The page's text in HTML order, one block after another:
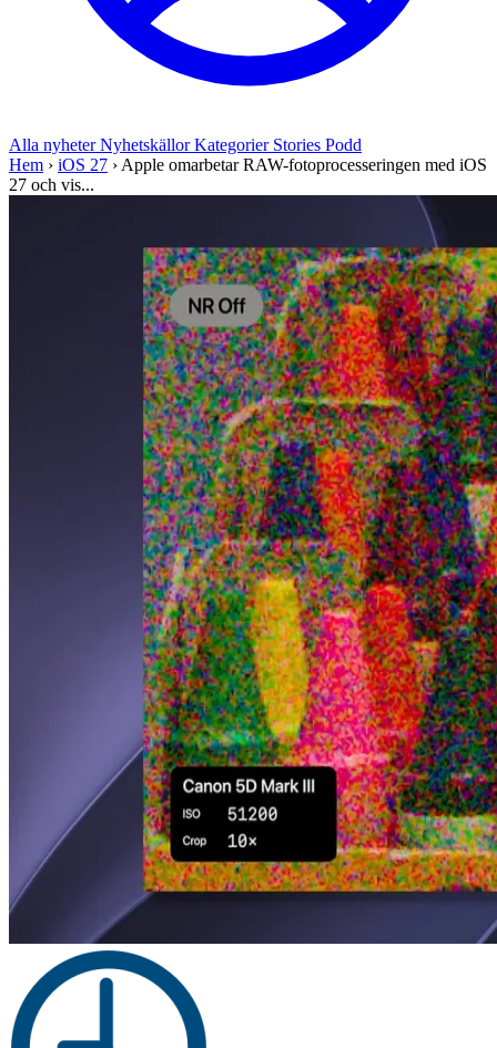
Alla nyheterNyhetskällorKategorier Stories Podd
Hem › iOS 27 › Apple omarbetar RAW-fotoprocesseringen med iOS
27 och vis...